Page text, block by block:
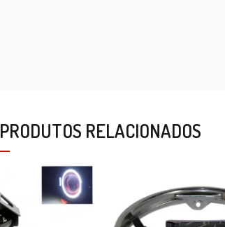
PRODUTOS RELACIONADOS